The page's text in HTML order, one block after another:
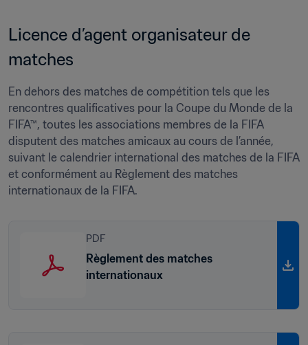
Licence d’agent organisateur de
matches
En dehors des matches de compétition tels que les
rencontres qualificatives pour la Coupe du Monde de la
FIFA™, toutes les associations membres de la FIFA
disputent des matches amicaux au cours de l’année,
suivant le calendrier international des matches de la FIFA
et conformément au Règlement des matches
internationaux de la FIFA.
PDF
Règlement des matches
internationaux